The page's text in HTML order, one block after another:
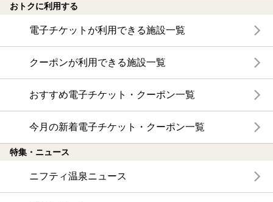
おトクに利用する
電子チケットが利用できる施設一覧
クーポンが利用できる施設一覧
おすすめ電子チケット・クーポン一覧
今月の新着電子チケット・クーポン一覧
特集・ニュース
ニフティ温泉ニュース